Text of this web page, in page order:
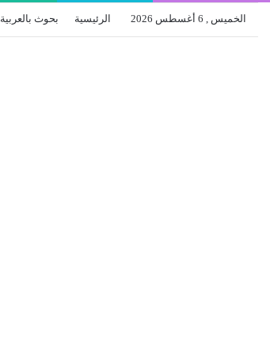
الخميس , 6 أغسطس 2026 الرئيسية بحوث بالعربية